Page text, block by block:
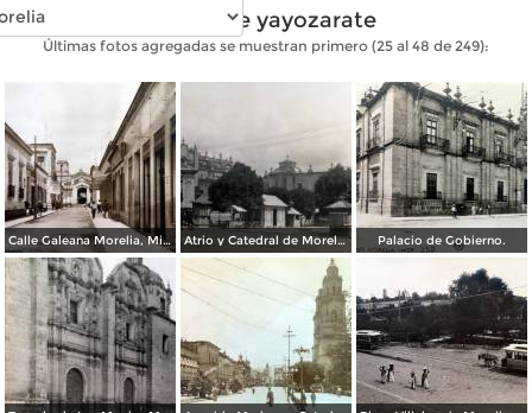
Fotos de yayozarate
Últimas fotos agregadas se muestran primero (25 al 48 de 249):
Calle Galeana Morelia, Michoacán. ( Fechada en 1924 ). Atrio y Catedral de Morelia, Michoacán. ( Fechada en 1924 ). Palacio de Gobierno.